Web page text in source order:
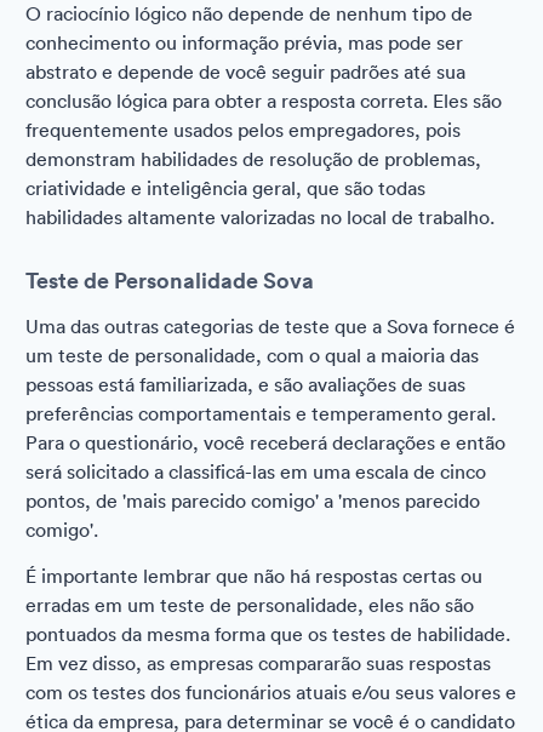
O raciocínio lógico não depende de nenhum tipo de
conhecimento ou informação prévia, mas pode ser
abstrato e depende de você seguir padrões até sua
conclusão lógica para obter a resposta correta. Eles são
frequentemente usados pelos empregadores, pois
demonstram habilidades de resolução de problemas,
criatividade e inteligência geral, que são todas
habilidades altamente valorizadas no local de trabalho.
Teste de Personalidade Sova
Uma das outras categorias de teste que a Sova fornece é
um teste de personalidade, com o qual a maioria das
pessoas está familiarizada, e são avaliações de suas
preferências comportamentais e temperamento geral.
Para o questionário, você receberá declarações e então
será solicitado a classificá-las em uma escala de cinco
pontos, de 'mais parecido comigo' a 'menos parecido
comigo'.
É importante lembrar que não há respostas certas ou
erradas em um teste de personalidade, eles não são
pontuados da mesma forma que os testes de habilidade.
Em vez disso, as empresas compararão suas respostas
com os testes dos funcionários atuais e/ou seus valores e
ética da empresa, para determinar se você é o candidato